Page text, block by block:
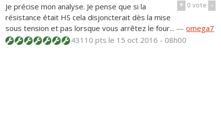
+ 0vote -
Je précise mon analyse. Je pense que si la
résistance était HS cela disjoncterait dès la mise
sous tension et pas lorsque vous arrêtez le four... —omega7
43110 ptsle 15 oct 2016 - 08h00